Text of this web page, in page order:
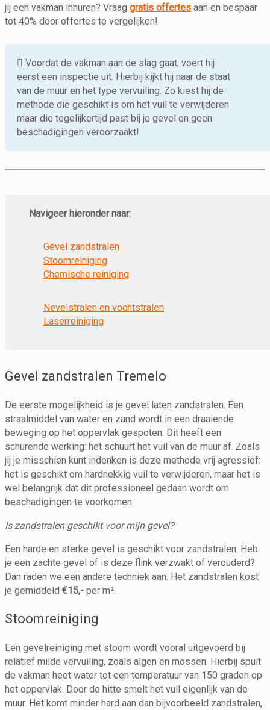
jij een vakman inhuren? Vraag gratis offertes aan en bespaar
tot 40% door offertes te vergelijken!
Voordat de vakman aan de slag gaat, voert hij
eerst een inspectie uit. Hierbij kijkt hij naar de staat
van de muur en het type vervuiling. Zo kiest hij de
methode die geschikt is om het vuil te verwijderen
maar die tegelijkertijd past bij je gevel en geen
beschadigingen veroorzaakt!
Navigeer hieronder naar:
Gevel zandstralen
Stoomreiniging
Chemische reiniging
Nevelstralen en vochtstralen
Laserreiniging
Gevel zandstralen Tremelo
De eerste mogelijkheid is je gevel laten zandstralen. Een
straalmiddel van water en zand wordt in een draaiende
beweging op het oppervlak gespoten. Dit heeft een
schurende werking: het schuurt het vuil van de muur af. Zoals
jij je misschien kunt indenken is deze methode vrij agressief:
het is geschikt om hardnekkig vuil te verwijderen, maar het is
wel belangrijk dat dit professioneel gedaan wordt om
beschadigingen te voorkomen.
Is zandstralen geschikt voor mijn gevel?
Een harde en sterke gevel is geschikt voor zandstralen. Heb
je een zachte gevel of is deze flink verzwakt of verouderd?
Dan raden we een andere techniek aan. Het zandstralen kost
je gemiddeld €15,- per m².
Stoomreiniging
Een gevelreiniging met stoom wordt vooral uitgevoerd bij
relatief milde vervuiling, zoals algen en mossen. Hierbij spuit
de vakman heet water tot een temperatuur van 150 graden op
het oppervlak. Door de hitte smelt het vuil eigenlijk van de
muur. Het komt minder hard aan dan bijvoorbeeld zandstralen,